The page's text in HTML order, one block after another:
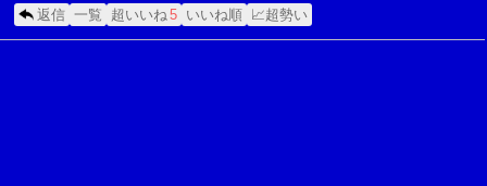
返信 一覧 超いいね5 いいね順 📈超勢い